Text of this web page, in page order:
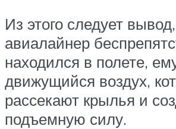
Из этого следует
авиалайнер
находился в полете,
движущийся воздух,
рассекают крылья и
подъемную силу.